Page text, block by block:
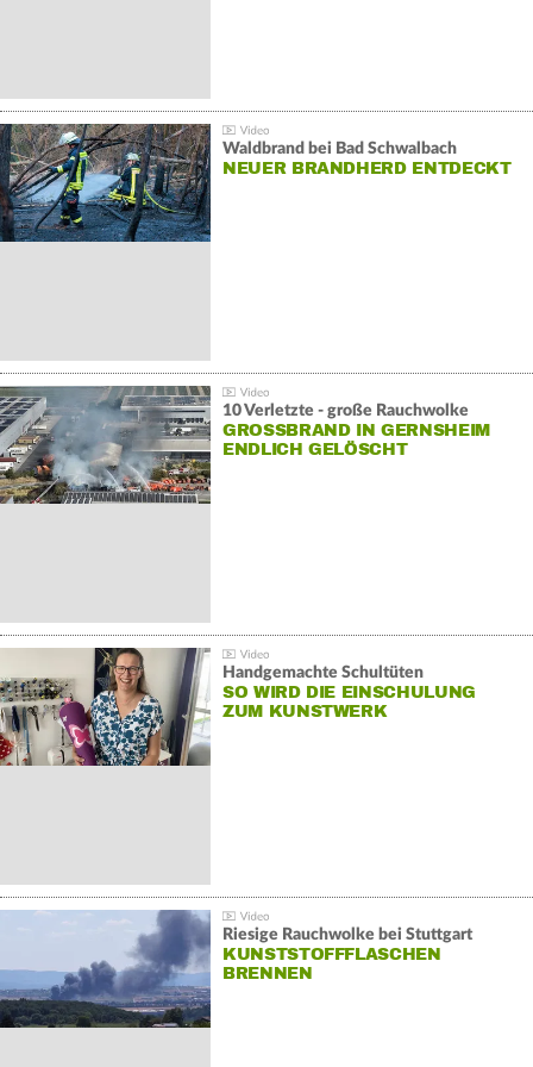
Waldbrand bei Bad Schwalbach
NEUER BRANDHERD ENTDECKT
10 Verletzte - große Rauchwolke
GROSSBRAND IN GERNSHEIM E
NDLICH GELÖSCHT
Handgemachte Schultüten
SO WIRD DIE EINSCHULUNG
ZUM KUNSTWERK
Riesige Rauchwolke bei Stuttgart
KUNSTSTOFFFLASCHEN
BRENNEN